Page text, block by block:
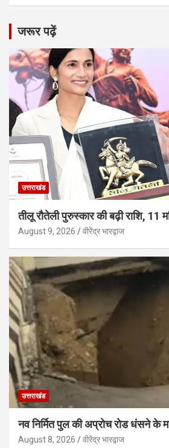
जरूर पढ़ें
उत्तराखंड
तीलू रौतेली पुरुस्कार की बढ़ी राशि, 11
August 9, 2026 वीरेंद्र भारद्वाज
उत्तराखंड
नव निर्मित पुल की अप्रोच रोड धंसने के
August 8, 2026 वीरेंद्र भारद्वाज